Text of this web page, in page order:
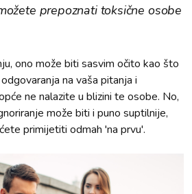
prepoznati toksične osobe
ono može biti sasvim očito kao što
na vaša pitanja i
ne nalazite u blizini te osobe. No,
može biti i puno suptilnije,
primijetiti odmah 'na prvu'.